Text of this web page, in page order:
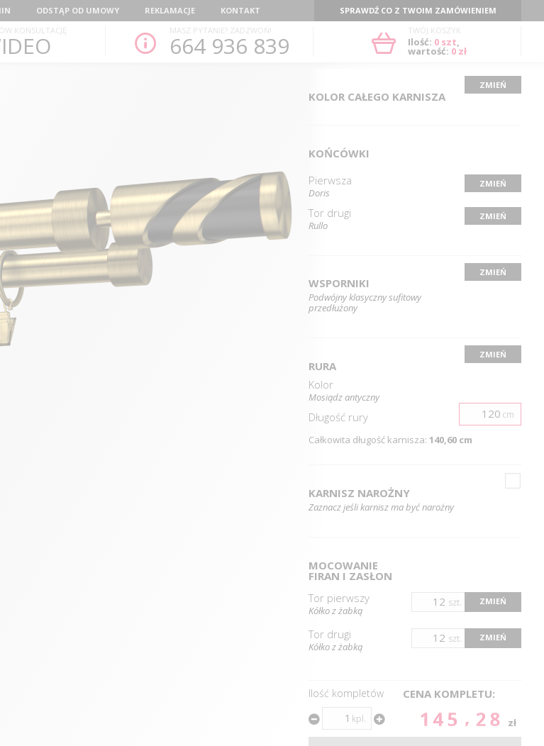
ODSTĄP OD UMOWY REKLAMACJE KONTAKT
SPRAWDŹ CO Z TWOIM ZAMÓWIENIEM
KONSULTACJĘ
MASZ PYTANIE? ZADZWOŃ!
664 936 839
TWÓJ KOSZYK
Ilość: 0szt,
wartość: 0 zł
KOLOR CAŁEGO KARNISZA
ZMIEŃ
KOŃCÓWKI
Pierwsza
Doris
ZMIEŃ
Tor drugi
Rullo
ZMIEŃ
WSPORNIKI
Podwójny klasyczny sufitowy
przedłużony
ZMIEŃ
RURA
ZMIEŃ
Kolor
Mosiądz antyczny
Długość rury cm
Całkowita długość karnisza: 140,60 cm
KARNISZ NAROŻNY
Zaznacz jeśli karnisz ma być narożny
MOCOWANIE
FIRAN I ZASŁON
Tor pierwszy
Kółko z żabką
szt. ZMIEŃ
Tor drugi
Kółko z żabką
szt. ZMIEŃ
Ilość kompletów
kpl.
CENA KOMPLETU:
145.28 zł